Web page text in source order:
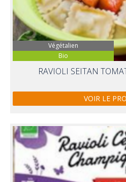
Bio
Végétalien
RAVIOLI SEITAN
VOIR LE